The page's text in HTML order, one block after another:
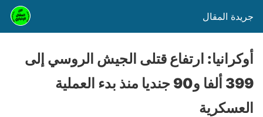
جريدة المقال
أوكرانيا: ارتفاع قتلى الجيش الروسي إلى
399 ألفا و90 جنديا منذ بدء العملية
العسكرية